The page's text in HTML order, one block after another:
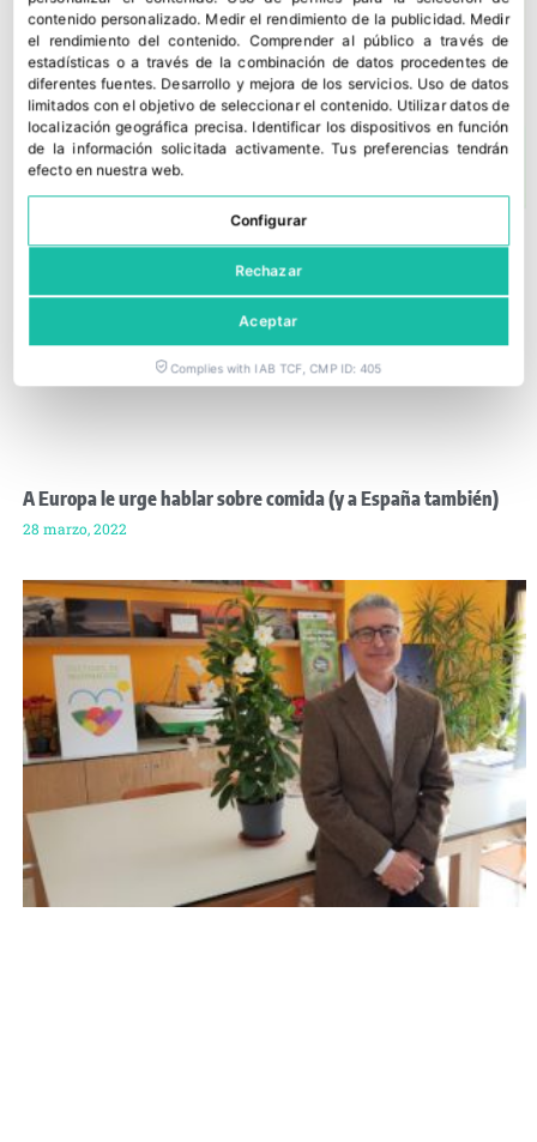
A Europa le urge hablar sobre comida (y a España también)
28 marzo, 2022
contenido personalizado. Medir el rendimiento de la publicidad. Medir
el rendimiento del contenido.Comprender al público a través de
estadísticas o a través de la combinación de datos procedentes de
diferentes fuentes. Desarrollo y mejora de los servicios. Uso de datos
limitados con el objetivo de seleccionar el contenido. Utilizar datos de
localización geográfica precisa. Identificar los dispositivos en función
de la información solicitada activamente.Tus preferencias tendrán
efecto en nuestra web.
Configurar
Rechazar
Aceptar
Complies with IAB TCF, CMP ID: 405